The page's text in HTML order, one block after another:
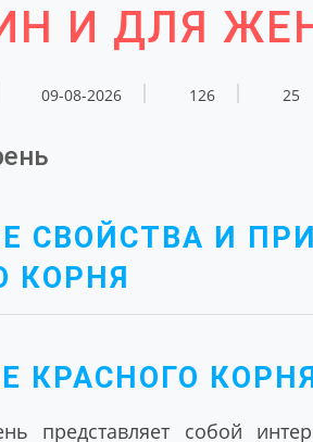
И ДЛЯ
09-08-2026 126 25
СВОЙСТВА И
КОРНЯ
КРАСНОГО
представляет собой